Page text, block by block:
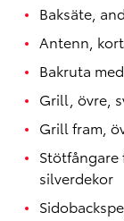
Baksäte,
Antenn, kort
Bakruta
Grill, övre,
Grill fram,
Stötfångare
silverdekor